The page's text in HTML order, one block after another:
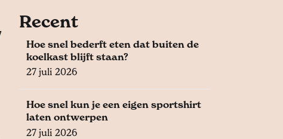
Recent
Hoe snel bederft eten dat buiten de
koelkast blijft staan?
27 juli 2026
Hoe snel kun je een eigen sportshirt
laten ontwerpen
27 juli 2026